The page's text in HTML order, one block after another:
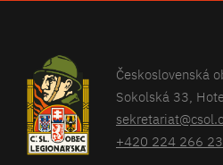
Československá
Sokolská 33,
+420 224 266